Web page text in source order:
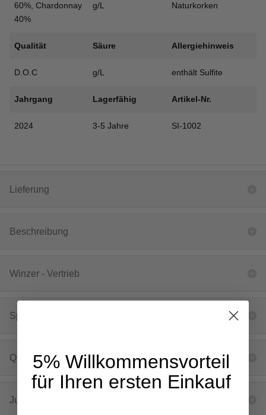
60%, Chardonnay
40%
g/L Naturkorken
Qualität Säure Allergiehinweis
D.O.C g/L enthält Sulfite
Jahrgang Lagerfähig Artikel-Nr.
2024 3-5 Jahre SI-1002
Lieferung
Beschreibung
Winzer - Vertrieb
Speiseempfehlung
Qualität
Jugendschutz & Verantwortung
5% Willkommensvorteil
für Ihren ersten Einkauf